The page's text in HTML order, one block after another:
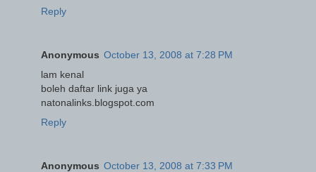
Reply
Anonymous October 13, 2008 at 7:28 PM
lam kenal
boleh daftar link juga ya
natonalinks.blogspot.com
Reply
Anonymous October 13, 2008 at 7:33 PM